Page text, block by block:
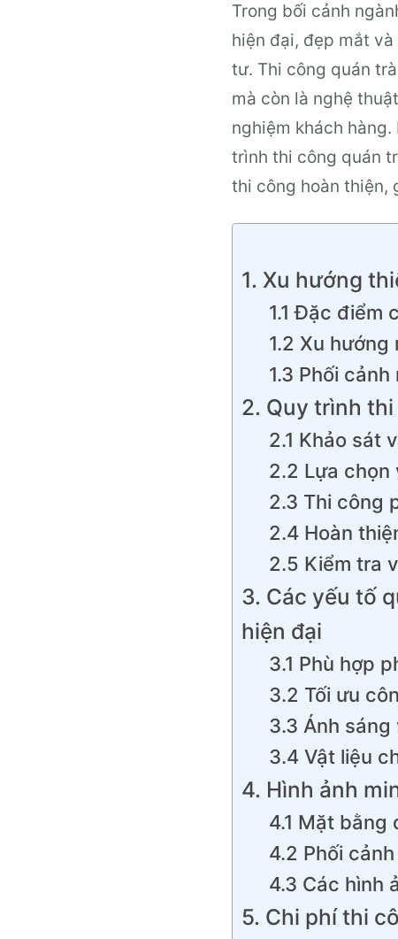
Trong bối cảnh
hiện đại, đẹp mắt
tư. Thi công quán
mà còn là nghệ
nghiệm khách
trình thi công quán
thi công hoàn thiện,
1. Xu hướng
1.1 Đặc điểm
1.2 Xu hướng
1.3 Phối
2. Quy trình
2.1 Khảo sát
2.2 Lựa chọn
2.3 Thi công
2.4 Hoàn
2.5 Kiểm tra
3. Các yếu tố
hiện đại
3.1 Phù hợp
3.2 Tối ưu
3.3 Ánh sáng
3.4 Vật liệu
4. Hình ảnh
4.1 Mặt bằng
4.2 Phối
4.3 Các hình
5. Chi phí thi